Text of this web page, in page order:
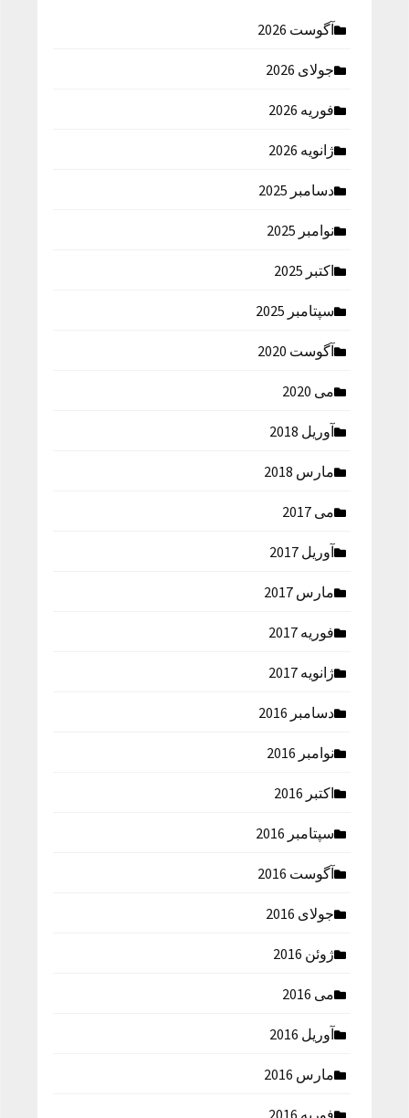
آگوست 2026
جولای 2026
فوریه 2026
ژانویه 2026
دسامبر 2025
نوامبر 2025
اکتبر 2025
سپتامبر 2025
آگوست 2020
می 2020
آوریل 2018
مارس 2018
می 2017
آوریل 2017
مارس 2017
فوریه 2017
ژانویه 2017
دسامبر 2016
نوامبر 2016
اکتبر 2016
سپتامبر 2016
آگوست 2016
جولای 2016
ژوئن 2016
می 2016
آوریل 2016
مارس 2016
فوریه 2016